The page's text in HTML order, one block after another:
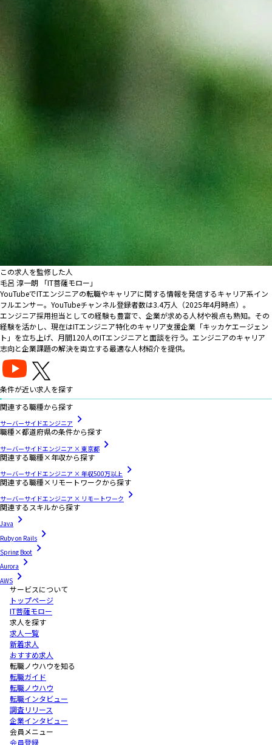
この求人を監修した人
毛呂 淳一朗 「IT菩薩モロー」
YouTubeでITエンジニアの転職やキャリアに関する情報を発信するキャリア系イン
フルエンサー。YouTubeチャンネル登録者数は3.4万人（2025年4月時点）。
エンジニア採用担当としての経験も豊富で、企業が求める人材や視点も熟知。その
経験を活かし、現在はITエンジニア特化のキャリア支援企業「キッカケエージェン
ト」を立ち上げ、月間120人のITエンジニアと面談を行う。エンジニアのキャリア
志向と企業課題の解決を両立する最適な人材紹介を提供。
条件が近い求人を探す
関連する職種から探す
サーバーサイドエンジニア
職種×都道府県の条件から探す
サーバーサイドエンジニア × 東京都
関連する職種×年収から探す
サーバーサイドエンジニア × 年収500万以上
関連する職種×リモートワークから探す
サーバーサイドエンジニア × リモートワーク
関連するスキルから探す
Java
Ruby on Rails
Spring Boot
Aurora
AWS
サービスについて
トップページ
IT菩薩モロー
求人を探す
求人一覧
新着求人
おすすめ求人
転職ノウハウを知る
転職ガイド
転職ノウハウ
転職インタビュー
調査リリース
企業インタビュー
会員メニュー
会員登録